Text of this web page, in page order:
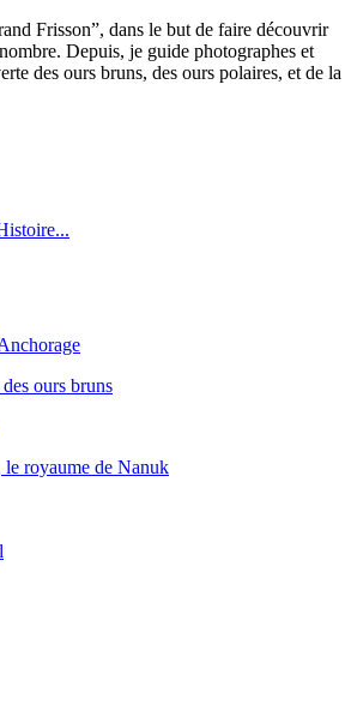
Frisson”, dans le but de faire découvrir
Depuis, je guide photographes et
des ours bruns, des ours polaires, et de la
ours bruns
royaume de Nanuk